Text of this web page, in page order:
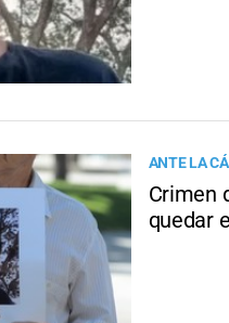
ANTE LA
Crimen
quedar